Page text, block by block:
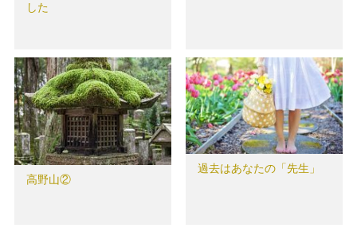
した
高野山②
過去はあなたの「先生」